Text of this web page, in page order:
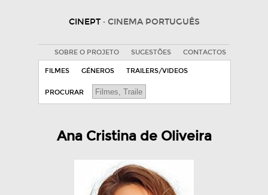
CINEPT · CINEMA PORTUGUÊS
SOBRE O PROJETO SUGESTÕES CONTACTOS
FILMES GÉNEROS TRAILERS/VIDEOS
PROCURAR
Ana Cristina de Oliveira